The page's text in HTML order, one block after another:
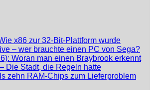
x86 zur 32-Bit-Plattform wurde
– wer brauchte einen PC von Sega?
Woran man einen Braybrook erkennt
Die Stadt, die Regeln hatte
zehn RAM-Chips zum Lieferproblem